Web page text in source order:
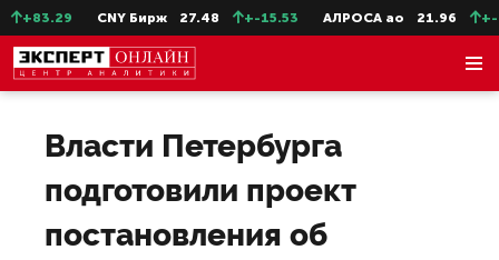
+83.29 CNY Бирж 27.48 +-15.53 АЛРОСА ао 21.96 +-
Власти Петербурга
подготовили проект
постановления об